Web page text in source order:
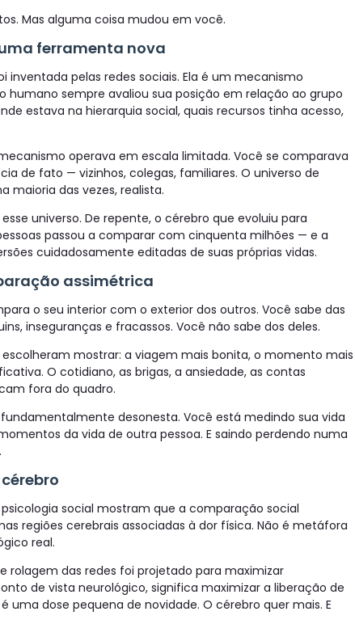
Mas alguma coisa mudou em você.
ferramenta nova
inventada pelas redes sociais. Ela é um mecanismo
humano sempre avaliou sua posição em relação ao grupo
estava na hierarquia social, quais recursos tinha acesso,
operava em escala limitada. Você se comparava
de fato — vizinhos, colegas, familiares. O universo de
maioria das vezes, realista.
universo. De repente, o cérebro que evoluiu para
passou a comparar com cinquenta milhões — e a
cuidadosamente editadas de suas próprias vidas.
assimétrica
o seu interior com o exterior dos outros. Você sabe das
inseguranças e fracassos. Você não sabe dos deles.
mostrar: a viagem mais bonita, o momento mais
O cotidiano, as brigas, a ansiedade, as contas
fora do quadro.
desonesta. Você está medindo sua vida
da vida de outra pessoa. E saindo perdendo numa
social mostram que a comparação social
regiões cerebrais associadas à dor física. Não é metáfora
real.
rolagem das redes foi projetado para maximizar
de vista neurológico, significa maximizar a liberação de
uma dose pequena de novidade. O cérebro quer mais. E